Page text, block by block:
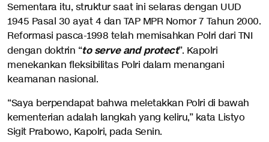
Sementara itu, struktur saat ini selaras dengan UUD
1945 Pasal 30 ayat 4 dan TAP MPR Nomor 7 Tahun 2000.
Reformasi pasca-1998 telah memisahkan Polri dari TNI
dengan doktrin “to serve and protect”. Kapolri
menekankan fleksibilitas Polri dalam menangani
keamanan nasional.
“Saya berpendapat bahwa meletakkan Polri di bawah
kementerian adalah langkah yang keliru,” kata Listyo
Sigit Prabowo, Kapolri, pada Senin.